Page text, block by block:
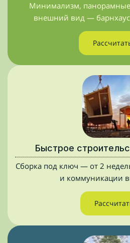
Минимализм,
внешний вид — барнхаус
Быстрое
Сборка под ключ — от 2
и коммуникации